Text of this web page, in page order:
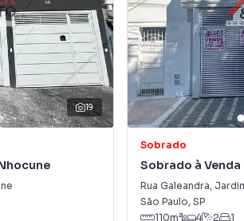
cozinha e banheiro (ótimo espaço
espaço para receber amigos e família e
e agende sua visita!
valorizada do bairro Vila Nhocune, em
sobre Sobrado em São Paulo?
19
Sobrado
Sobrado à
Rua Galeandra,
São Paulo, SP
110m² 4 2 1